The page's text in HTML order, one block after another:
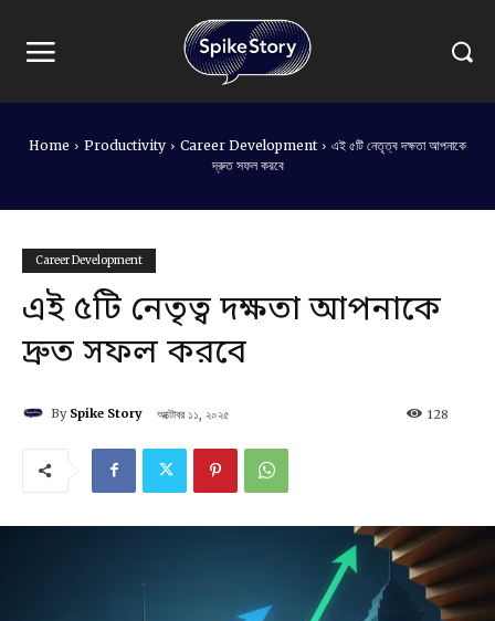
Home Productivity Career Development
এই ৫টি নেতৃত্ব দক্ষতা আপনাকে
দ্রুত সফল করবে
Career Development
এই ৫টি নেতৃত্ব দক্ষতা আপনাকে
দ্রুত সফল করবে
By Spike Story অক্টোবর ১১, ২০২৫ 128